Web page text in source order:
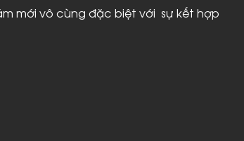
mới vô cùng đặc biệt với  sự kết hợp